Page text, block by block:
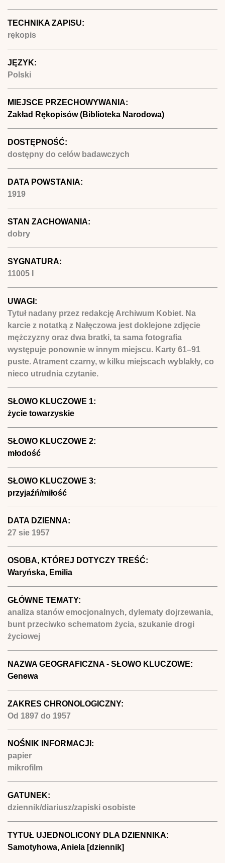
TECHNIKA ZAPISU:
rękopis
JĘZYK:
Polski
MIEJSCE PRZECHOWYWANIA:
Zakład Rękopisów (Biblioteka Narodowa)
DOSTĘPNOŚĆ:
dostępny do celów badawczych
DATA POWSTANIA:
1919
STAN ZACHOWANIA:
dobry
SYGNATURA:
11005 I
UWAGI:
Tytuł nadany przez redakcję Archiwum Kobiet. Na
karcie z notatką z Nałęczowa jest doklejone zdjęcie
mężczyzny oraz dwa bratki, ta sama fotografia
występuje ponownie w innym miejscu. Karty 61–91
puste. Atrament czarny, w kilku miejscach wyblakły, co
nieco utrudnia czytanie.
SŁOWO KLUCZOWE 1:
życie towarzyskie
SŁOWO KLUCZOWE 2:
młodość
SŁOWO KLUCZOWE 3:
przyjaźń/miłość
DATA DZIENNA:
27 sie 1957
OSOBA, KTÓREJ DOTYCZY TREŚĆ:
Waryńska, Emilia
GŁÓWNE TEMATY:
analiza stanów emocjonalnych, dylematy dojrzewania,
bunt przeciwko schematom życia, szukanie drogi
życiowej
NAZWA GEOGRAFICZNA - SŁOWO KLUCZOWE:
Genewa
ZAKRES CHRONOLOGICZNY:
Od 1897 do 1957
NOŚNIK INFORMACJI:
papier
mikrofilm
GATUNEK:
dziennik/diariusz/zapiski osobiste
TYTUŁ UJEDNOLICONY DLA DZIENNIKA:
Samotyhowa, Aniela [dziennik]